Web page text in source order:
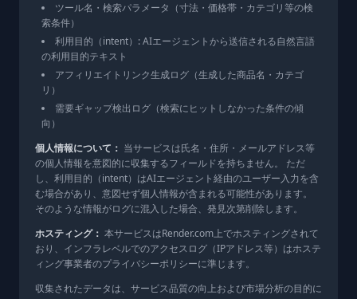
ツール名・検索パラメータ（寸法・価格帯・カテゴリ等の検
索条件）
利用目的（intent）: AIエージェントから送信される自然言語
の利用目的テキスト
アフィリエイトリンク生成ログ（生成した商品名・カテゴ
リ）
需要ギャップ検出ログ（検索にヒットしなかった条件の傾
向）
個人情報について： 当サービスは氏名・住所・メールアドレス等
の個人情報を意図的に収集するフィールドを持ちません。 ただ
し、利用目的（intent）はAIエージェント経由のユーザー入力を含
む場合があり、意図せず個人情報が含まれる可能性があります。
そのような情報がログに混入した場合、発見次第削除します。
ホスティング： 本サービスはRender.com上でホスティングされて
おり、インフラレベルでのアクセスログ（IPアドレス等）はホステ
ィング事業者のプライバシーポリシーに準じます。
収集されたデータは、サービス品質の向上および市場分析の目的に